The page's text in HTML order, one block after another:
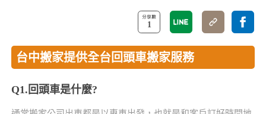
1
台中搬家提供全台回頭車搬家服務
Q1.回頭車是什麼?